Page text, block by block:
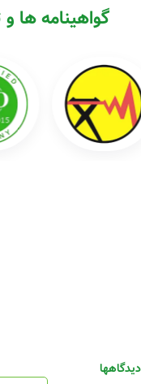
گواهینامه ها
دیدگاهها